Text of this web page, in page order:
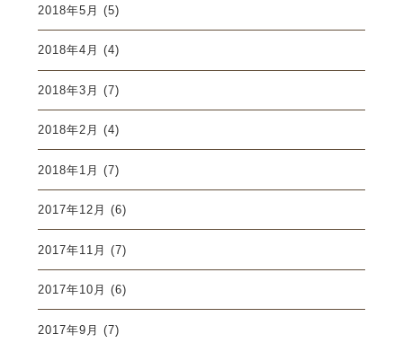
2018年5月 (5)
2018年4月 (4)
2018年3月 (7)
2018年2月 (4)
2018年1月 (7)
2017年12月 (6)
2017年11月 (7)
2017年10月 (6)
2017年9月 (7)